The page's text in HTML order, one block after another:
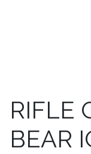
RIFLE
BEAR